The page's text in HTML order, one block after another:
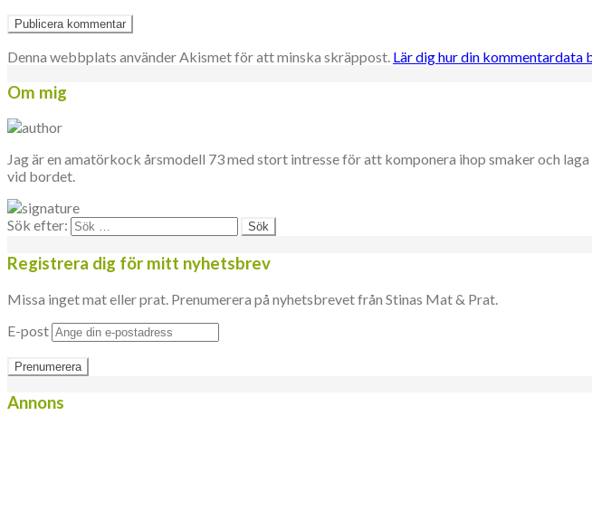
Denna webbplats använder Akismet för att minska skräppost. Lär dig hur din kommentardata
Om mig
Jag är en amatörkock årsmodell 73 med stort intresse för att komponera ihop smaker och
vid bordet.
Sök efter:
Registrera dig för mitt nyhetsbrev
Missa inget mat eller prat. Prenumerera på nyhetsbrevet från Stinas Mat & Prat.
E-post
Annons